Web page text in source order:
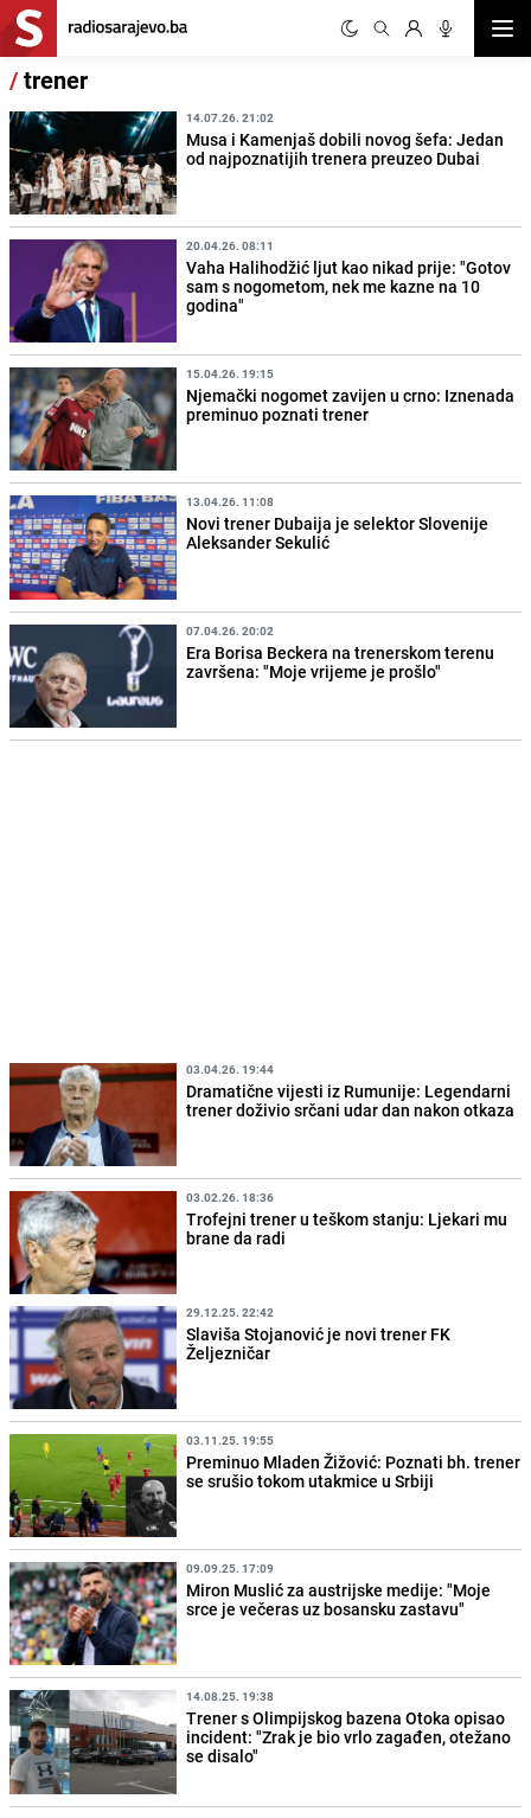
/trener
14.07.26. 21:02
Musa i Kamenjaš dobili novog šefa: Jedan
od najpoznatijih trenera preuzeo Dubai
20.04.26. 08:11
Vaha Halihodžić ljut kao nikad prije: "Gotov
sam s nogometom, nek me kazne na 10
godina"
15.04.26. 19:15
Njemački nogomet zavijen u crno: Iznenada
preminuo poznati trener
13.04.26. 11:08
Novi trener Dubaija je selektor Slovenije
Aleksander Sekulić
07.04.26. 20:02
Era Borisa Beckera na trenerskom terenu
završena: "Moje vrijeme je prošlo"
03.04.26. 19:44
Dramatične vijesti iz Rumunije: Legendarni
trener doživio srčani udar dan nakon otkaza
03.02.26. 18:36
Trofejni trener u teškom stanju: Ljekari mu
brane da radi
29.12.25. 22:42
Slaviša Stojanović je novi trener FK
Željezničar
03.11.25. 19:55
Preminuo Mladen Žižović: Poznati bh. trener
se srušio tokom utakmice u Srbiji
09.09.25. 17:09
Miron Muslić za austrijske medije: "Moje
srce je večeras uz bosansku zastavu"
14.08.25. 19:38
Trener s Olimpijskog bazena Otoka opisao
incident: "Zrak je bio vrlo zagađen, otežano
se disalo"